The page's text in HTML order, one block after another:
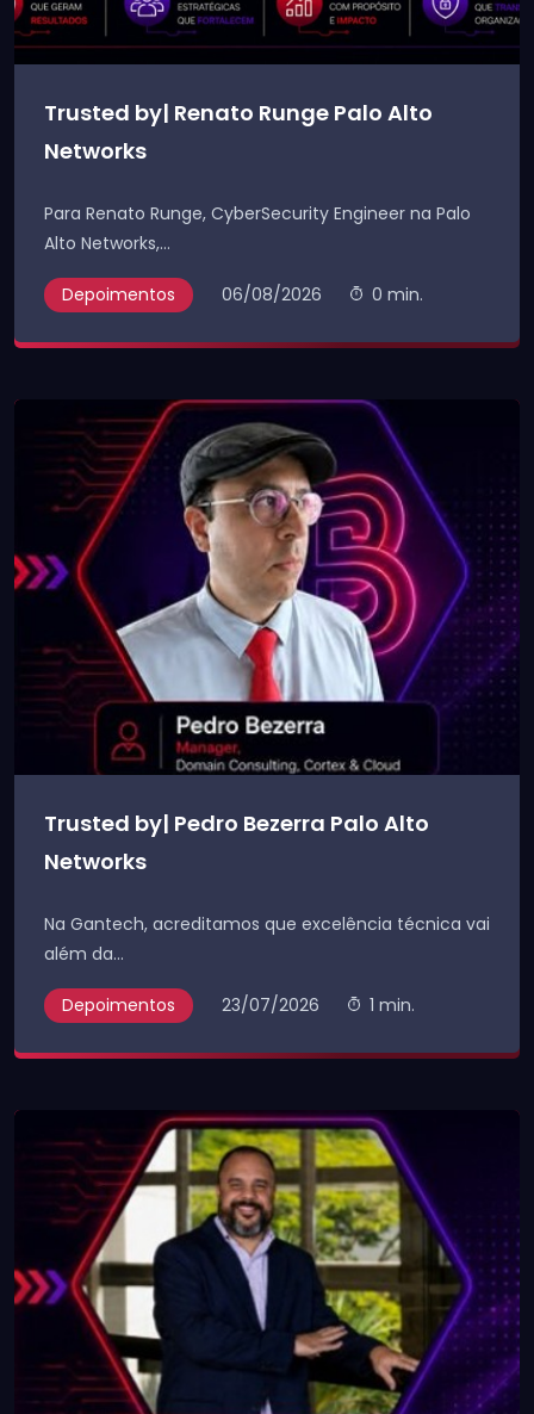
Trusted by| Renato Runge Palo Alto
Networks
Para Renato Runge, CyberSecurity Engineer na Palo
Alto Networks,...
Depoimentos 06/08/2026 0 min.
Trusted by| Pedro Bezerra Palo Alto
Networks
Na Gantech, acreditamos que excelência técnica vai
além da...
Depoimentos 23/07/2026 1 min.